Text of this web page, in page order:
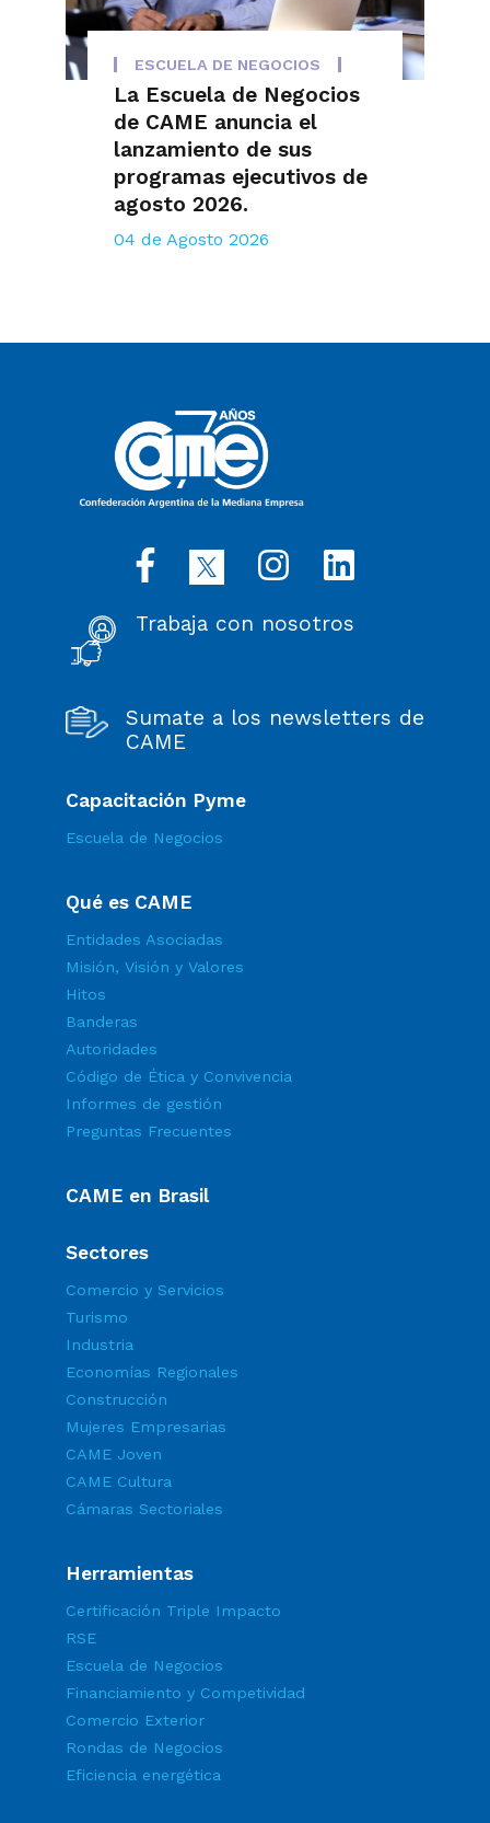
ESCUELA DE NEGOCIOS
La Escuela de Negocios
de CAME anuncia el
lanzamiento de sus
programas ejecutivos de
agosto 2026.
04 de Agosto 2026
Trabaja con nosotros
Sumate a los newsletters de
CAME
Capacitación Pyme
Escuela de Negocios
Qué es CAME
Entidades Asociadas
Misión, Visión y Valores
Hitos
Banderas
Autoridades
Código de Ética y Convivencia
Informes de gestión
Preguntas Frecuentes
CAME en Brasil
Sectores
Comercio y Servicios
Turismo
Industria
Economías Regionales
Construcción
Mujeres Empresarias
CAME Joven
CAME Cultura
Cámaras Sectoriales
Herramientas
Certificación Triple Impacto
RSE
Escuela de Negocios
Financiamiento y Competividad
Comercio Exterior
Rondas de Negocios
Eficiencia energética